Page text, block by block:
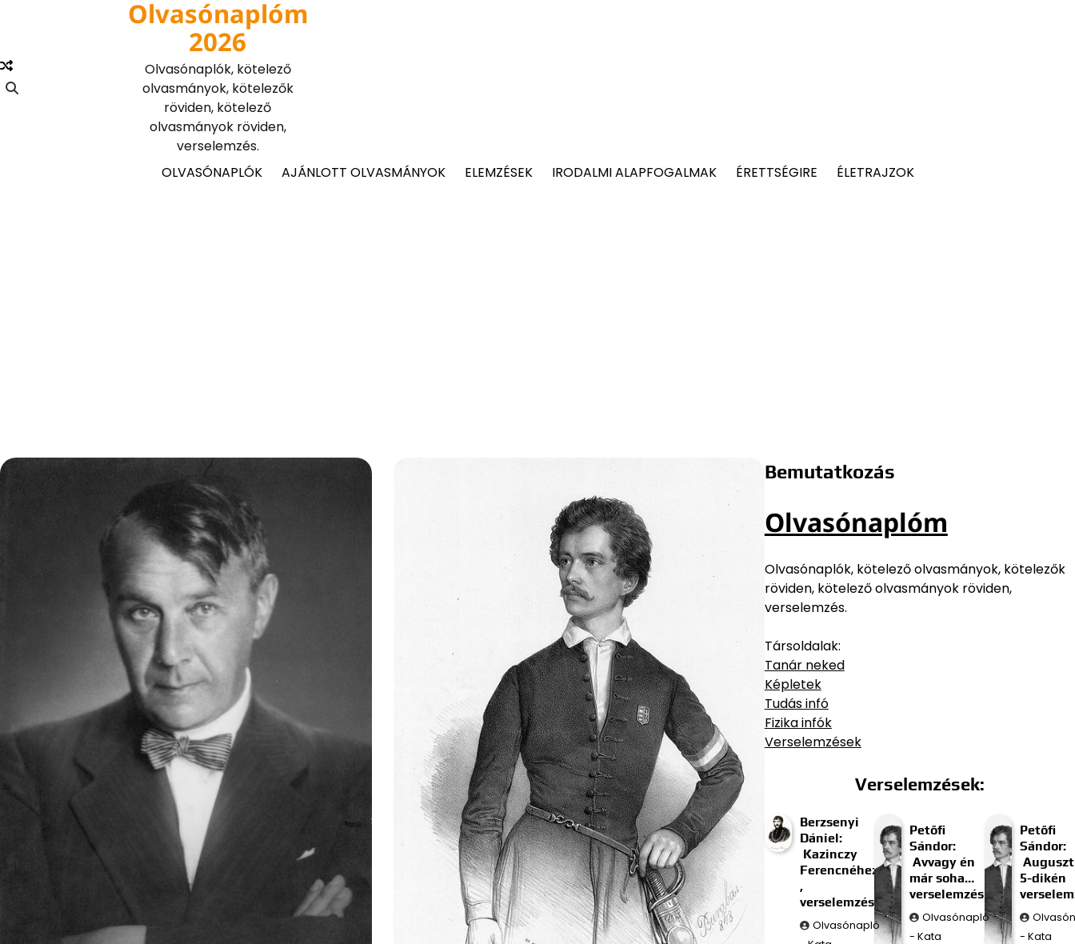
Olvasónaplóm
2026
Olvasónaplók, kötelező
olvasmányok, kötelezők
röviden, kötelező
olvasmányok röviden,
verselemzés.
OLVASÓNAPLÓK
AJÁNLOTT OLVASMÁNYOK ELEMZÉSEK IRODALMI ALAPFOGALMAK ÉRETTSÉGIRE ÉLETRAJZOK
Bemutatkozás
Olvasónaplóm
Olvasónaplók, kötelező olvasmányok, kötelezők
röviden, kötelező olvasmányok röviden,
verselemzés.
Társoldalak:
Tanár neked
Képletek
Tudás infó
Fizika infók
Verselemzések
Verselemzések:
Berzsenyi
Dániel:
Kazinczy
Ferencnéhez
,
verselemzés
Olvasónapló
Petőfi
Sándor:
Avvagy én
már soha…
verselemzés
Olvasónapló
- Kata
Petőfi
Sándor:
5-dikén
- Kata